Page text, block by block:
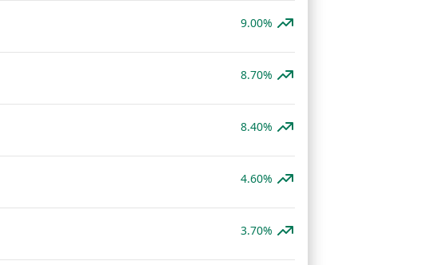
9.00%
8.70%
8.40%
4.60%
3.70%